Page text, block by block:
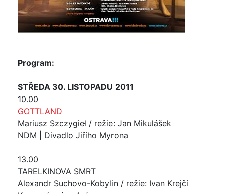
Program:
STŘEDA 30. LISTOPADU 2011
10.00
GOTTLAND
Mariusz Szczygieł / režie: Jan Mikulášek
NDM | Divadlo Jiřího Myrona
13.00
TARELKINOVA SMRT
Alexandr Suchovo-Kobylin / režie: Ivan Krejčí